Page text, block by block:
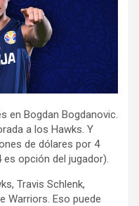
en Bogdan Bogdanovic.
a los Hawks. Y
de dólares por 4
opción del jugador).
Travis Schlenk,
Warriors. Eso puede